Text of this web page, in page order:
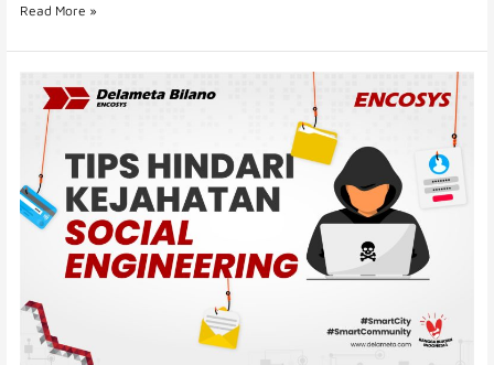
Read More »
Delameta
Turut
Mendukung
Kampanye
Bank
Indonesia
Dalam
Menghadapi
Ancaman
Kejahatan
Dan
Pencurian
Data